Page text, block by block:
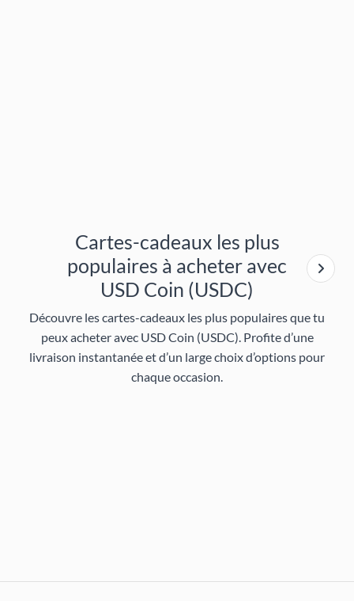
Cartes-cadeaux les plus
populaires à acheter avec
USD Coin (USDC)
Découvre les cartes-cadeaux les plus populaires que tu
peux acheter avec USD Coin (USDC). Profite d’une
livraison instantanée et d’un large choix d’options pour
chaque occasion.